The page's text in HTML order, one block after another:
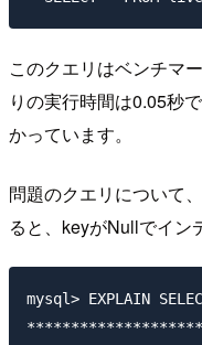
このクエリはベンチマ
りの実行時間は0.05秒
かっています。
問題のクエリについて、
ると、keyがNullでイン
mysql> EXPLAIN